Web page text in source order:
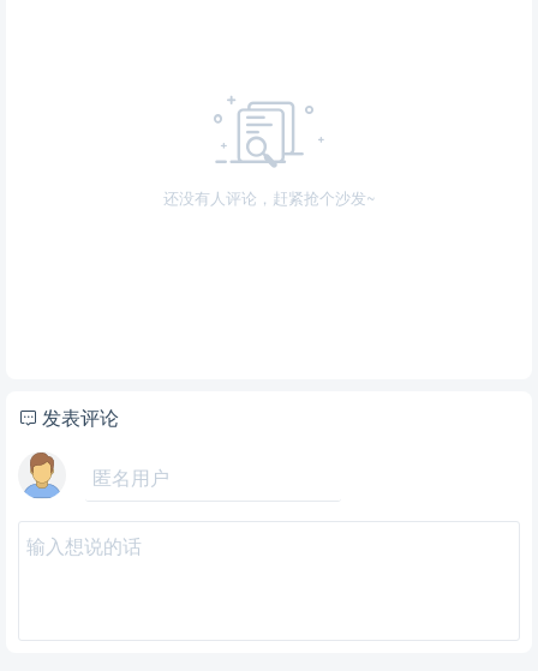
还没有人评论，赶紧抢个沙发~
发表评论